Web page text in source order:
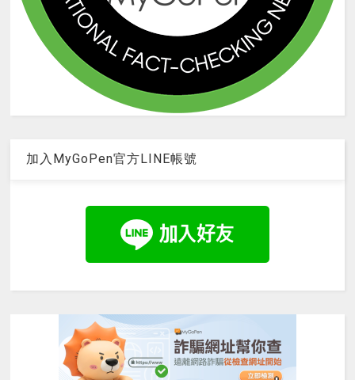
加入MyGoPen官方LINE帳號